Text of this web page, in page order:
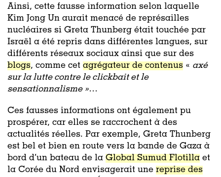
Ainsi, cette fausse information selon laquelle
Kim Jong Un aurait menacé de représailles
nucléaires si Greta Thunberg était touchée par
Israël a été repris dans différentes langues, sur
différents réseaux sociaux ainsi que sur des
blogs, comme cet agrégateur de contenus « axé
sur la lutte contre le clickbait et le
sensationnalisme »…
Ces fausses informations ont également pu
prospérer, car elles se raccrochent à des
actualités réelles. Par exemple, Greta Thunberg
est bel et bien en route vers la bande de Gaza à
bord d’un bateau de la Global Sumud Flotilla et
la Corée du Nord envisagerait une reprise des